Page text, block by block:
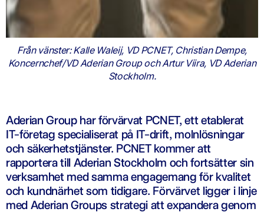
Från vänster: Kalle Waleij, VD PCNET, Christian Dempe,
Koncernchef/VD Aderian Group och Artur Viira, VD Aderian
Stockholm.
Aderian Group har förvärvat PCNET, ett etablerat
IT-företag specialiserat på IT-drift, molnlösningar
och säkerhetstjänster. PCNET kommer att
rapportera till Aderian Stockholm och fortsätter sin
verksamhet med samma engagemang för kvalitet
och kundnärhet som tidigare. Förvärvet ligger i linje
med Aderian Groups strategi att expandera genom